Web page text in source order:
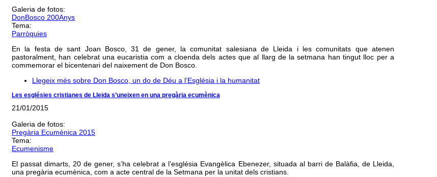
Galeria de fotos:
DonBosco 200Anys
Tema:
Parròquies
En la festa de sant Joan Bosco, 31 de gener, la comunitat salesiana de Lleida i les comunitats que atenen
pastoralment, han celebrat una eucaristia com a cloenda dels actes que al llarg de la setmana han tingut lloc per a
commemorar el bicentenari del naixement de Don Bosco.
Llegeix més sobre Don Bosco, un do de Déu a l’Església i la humanitat
Les esglésies cristianes de Lleida s’uneixen en una pregària ecumènica
21/01/2015
Galeria de fotos:
Pregària Ecumènica 2015
Tema:
Ecumenisme
El passat dimarts, 20 de gener, s’ha celebrat a l’església Evangèlica Ebenezer, situada al barri de Balàfia, de Lleida,
una pregària ecumènica, com a acte central de la Setmana per la unitat dels cristians.